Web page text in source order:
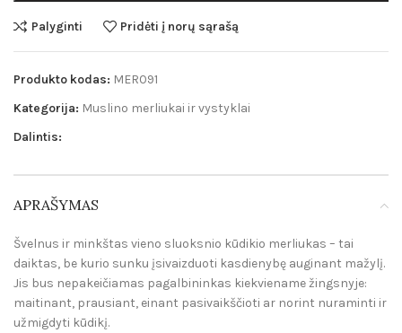
Palyginti Pridėti į norų sąrašą
Produkto kodas: MER091
Kategorija: Muslino merliukai ir vystyklai
Dalintis:
APRAŠYMAS
Švelnus ir minkštas vieno sluoksnio kūdikio merliukas – tai
daiktas, be kurio sunku įsivaizduoti kasdienybę auginant mažylį.
Jis bus nepakeičiamas pagalbininkas kiekviename žingsnyje:
maitinant, prausiant, einant pasivaikščioti ar norint nuraminti ir
užmigdyti kūdikį.